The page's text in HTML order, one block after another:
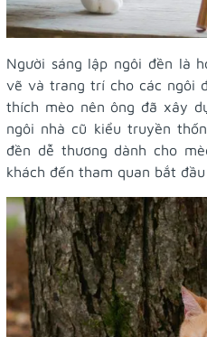
Người sáng lập ngôi đền là
vẽ và trang trí cho các ngôi
thích mèo nên ông đã xây
ngôi nhà cũ kiểu truyền
đền dễ thương dành cho
khách đến tham quan bắt